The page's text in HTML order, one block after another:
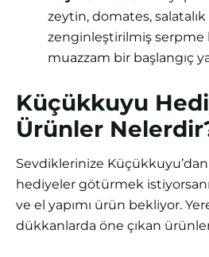
zeytin, domates,
zenginleştirilmiş serpme
muazzam bir başlangıç
Küçükkuyu
Ürünler
Sevdiklerinize
hediyeler götürmek
ve el yapımı ürün bekliyor.
dükkanlarda öne çıkan ürünleri